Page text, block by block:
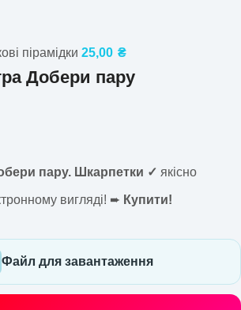
пірамідки 25,00 ₴
Добери пару
пару. Шкарпетки ✓ якісно
вигляді! ➨ Купити!
Файл для завантаження